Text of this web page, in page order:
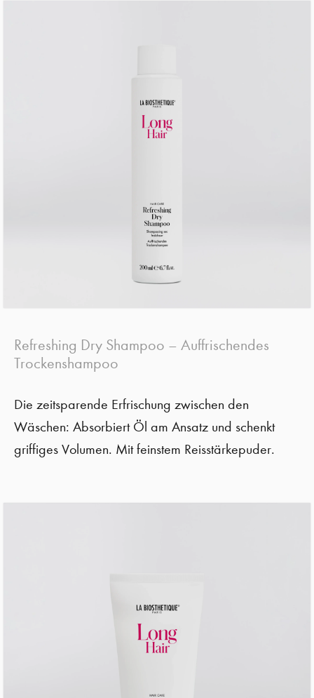
Refreshing Dry Shampoo – Auffrischendes
Trockenshampoo
Die zeitsparende Erfrischung zwischen den
Wäschen: Absorbiert Öl am Ansatz und schenkt
griffiges Volumen. Mit feinstem Reisstärkepuder.